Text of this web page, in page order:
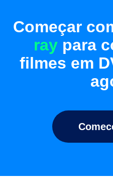
Começar
ray para
filmes em